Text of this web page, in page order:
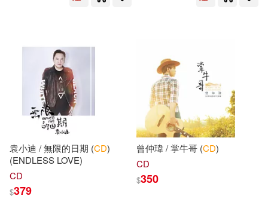
（主編）(64)
杜志建(64) 灌木文化(64)
黎啟陽(61) 王長喜(59)
Hal Leonard Publishing Corporatio
BIS(500) 重慶出版社(492)
東華(488) Naxos(464)
北京大學出版社(452)
禾廣(433)
袁小迪 / 無限的日期 (CD)
(ENDLESS LOVE)
CD
$379
曾仲瑋 / 掌牛哥 (CD)
CD
$350